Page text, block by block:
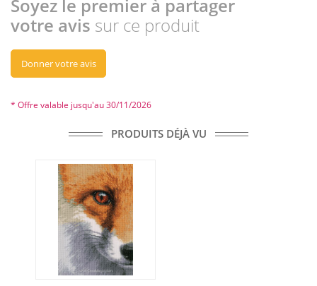
Soyez le premier à partager
votre avis sur ce produit
Donner votre avis
* Offre valable jusqu'au 30/11/2026
PRODUITS DÉJÀ VU